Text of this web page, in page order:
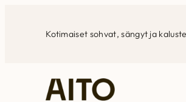
Kotimaiset sohvat, sängyt ja